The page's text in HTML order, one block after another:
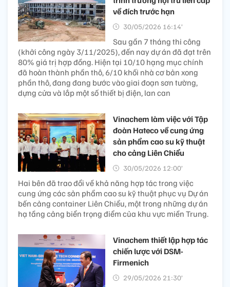
về đích trước hạn
30/05/2026 16:14’
Sau gần 7 tháng thi công
(khởi công ngày 3/11/2025), đến nay dự án đã đạt trên
80% giá trị hợp đồng. Hiện tại 10/10 hạng mục chính
đã hoàn thành phần thô, 6/10 khối nhà cơ bản xong
phần thô, đang đang bước vào giai đoạn sơn tường,
dựng cửa và lắp một số thiết bị điện, lan can
Vinachem làm việc với Tập
đoàn Hateco về cung ứng
sản phẩm cao su kỹ thuật
cho cảng Liên Chiểu
30/05/2026 12:00’
Hai bên đã trao đổi về khả năng hợp tác trong việc
cung ứng các sản phẩm cao su kỹ thuật phục vụ Dự án
bến cảng container Liên Chiểu, một trong những dự án
hạ tầng cảng biển trọng điểm của khu vực miền Trung.
Vinachem thiết lập hợp tác
chiến lược với DSM-
Firmenich
29/05/2026 21:30’